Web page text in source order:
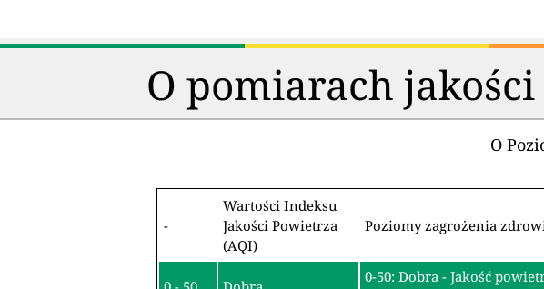
O pomiarach
O
-
Wartości Indeksu
Jakości Powietrza
(AQI)
Poziomy zagrożenia
0-50: Dobra - Jakość